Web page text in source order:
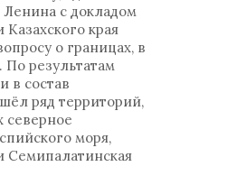
с докладом
края
о границах, в
По результатам
в состав
ряд территорий,
северное
моря,
Семипалатинская